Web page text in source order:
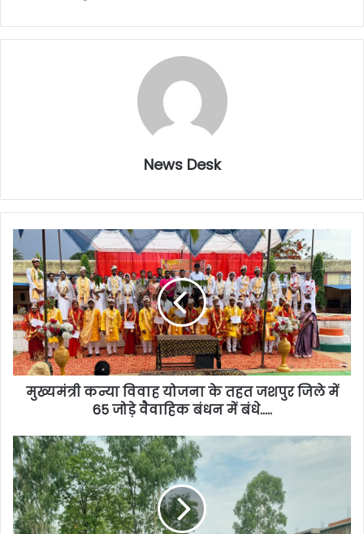
News Desk
मुख्यमंत्री कन्या विवाह योजना के तहत जशपुर जिले में
65 जोड़े वैवाहिक बंधन में बंधे…..